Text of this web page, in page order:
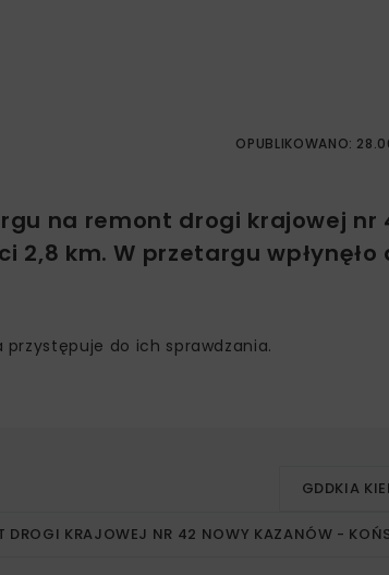
OPUBLIKOWANO:
na remont drogi krajowej nr
2,8 km. W przetargu wpłynęło
do ich sprawdzania.
GDDKIA
DROGI KRAJOWEJ NR 42 NOWY KAZANÓW -